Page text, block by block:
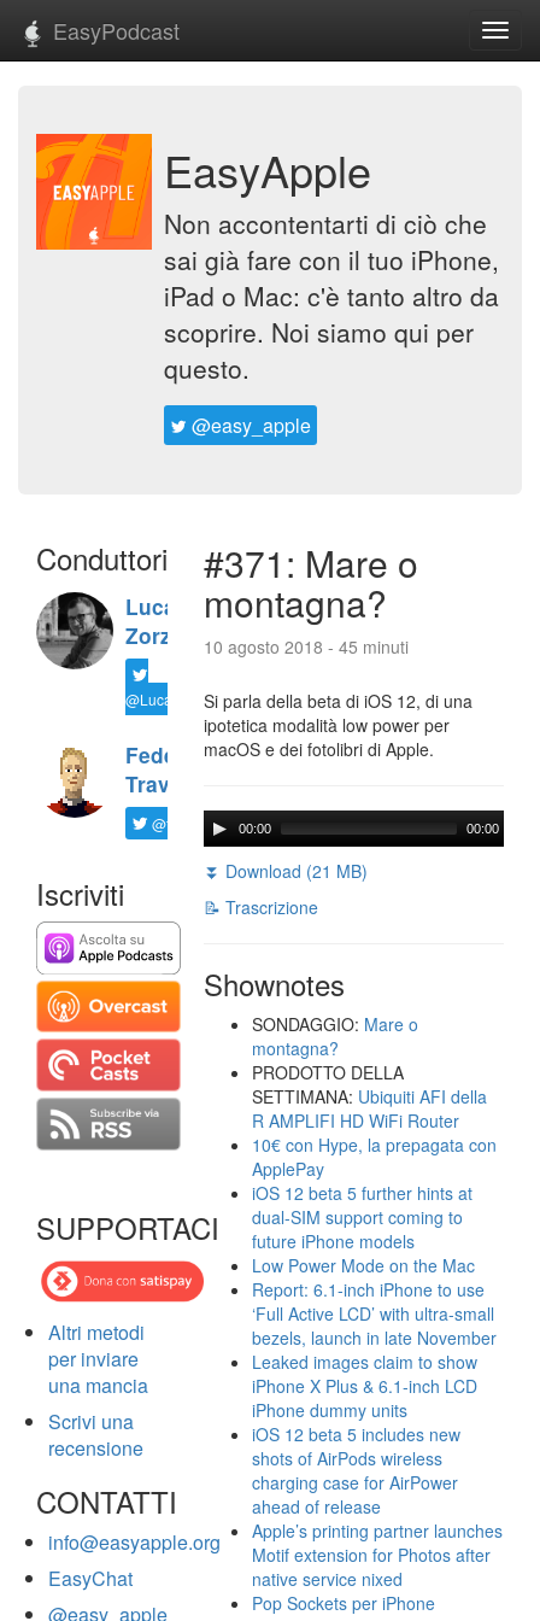
EasyPodcast
EasyApple
Non accontentarti di ciò che
sai già fare con il tuo iPhone,
iPad o Mac: c'è tanto altro da
scoprire. Noi siamo qui per
questo.
@easy_apple
Conduttori
Luca
Zorzi
@LucaTNT
Federico
Travaini
@ftrava
Iscriviti
SUPPORTACI
Altri metodi
per inviare
una mancia
Scrivi una
recensione
CONTATTI
info@easyapple.org
EasyChat
@easy_apple
#371: Mare o
montagna?
10 agosto 2018 - 45 minuti
Si parla della beta di iOS 12, di una
ipotetica modalità low power per
macOS e dei fotolibri di Apple.
00:00 00:00
⏬ Download (21 MB)
📝 Trascrizione
Shownotes
SONDAGGIO: Mare o
montagna?
PRODOTTO DELLA
SETTIMANA: Ubiquiti AFI della
R AMPLIFI HD WiFi Router
10€ con Hype, la prepagata con
ApplePay
iOS 12 beta 5 further hints at
dual-SIM support coming to
future iPhone models
Low Power Mode on the Mac
Report: 6.1-inch iPhone to use
‘Full Active LCD’ with ultra-small
bezels, launch in late November
Leaked images claim to show
iPhone X Plus & 6.1-inch LCD
iPhone dummy units
iOS 12 beta 5 includes new
shots of AirPods wireless
charging case for AirPower
ahead of release
Apple’s printing partner launches
Motif extension for Photos after
native service nixed
Pop Sockets per iPhone